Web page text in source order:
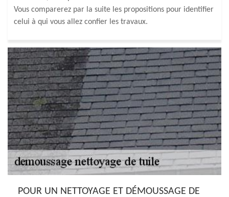
Vous comparerez par la suite les propositions pour identifier
celui à qui vous allez confier les travaux.
POUR UN NETTOYAGE ET DÉMOUSSAGE DE